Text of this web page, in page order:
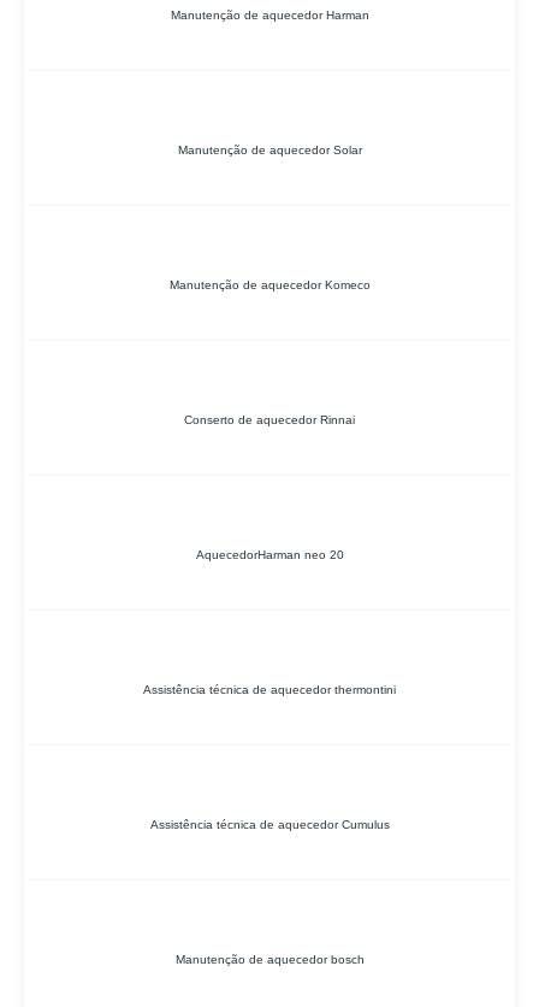
Manutenção de aquecedor Harman
Manutenção de aquecedor Solar
Manutenção de aquecedor Komeco
Conserto de aquecedor Rinnai
AquecedorHarman neo 20
Assistência técnica de aquecedor thermontini
Assistência técnica de aquecedor Cumulus
Manutenção de aquecedor bosch